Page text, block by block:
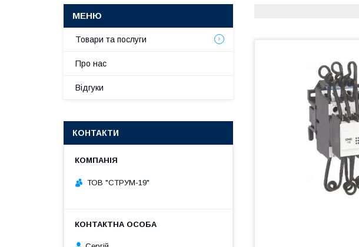
Товари та послуги
Про нас
Відгуки
КОНТАКТИ
ТОВ "СТРУМ-19"